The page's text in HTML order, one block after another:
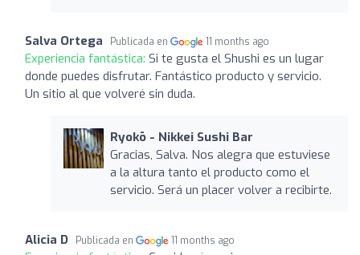
Salva Ortega Publicada en 11 months ago
Experiencia fantástica: Si te gusta el Shushi es un lugar
donde puedes disfrutar. Fantástico producto y servicio.
Un sitio al que volveré sin duda.
Ryokō - Nikkei Sushi Bar
Gracias, Salva. Nos alegra que estuviese
a la altura tanto el producto como el
servicio. Será un placer volver a recibirte.
Alicia D Publicada en 11 months ago